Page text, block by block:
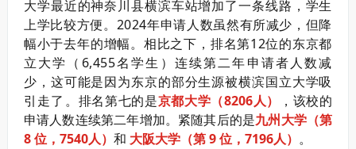
大学最近的神奈川县横滨车站增加了一条线路，学生
上学比较方便。2024年申请人数虽然有所减少，但降
幅小于去年的增幅。 相比之下，排名第12位的东京都
立大学（6,455名学生）连续第二年申请者人数减
少，这可能是因为东京的部分生源被横滨国立大学吸
引走了。 排名第七的是京都大学（8206人）
，该校的
申请人数连续第二年增加。紧随其后的是九州大学（第
8 位，7540人） 和 大阪大学（第 9 位，7196人） 。